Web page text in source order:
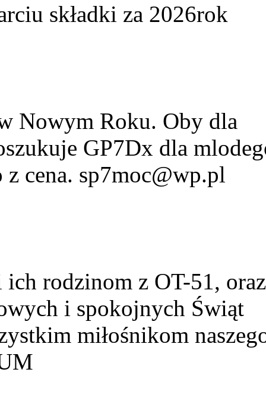
składki za 2026rok
Nowym Roku. Oby dla
GP7Dx dla
cena. sp7moc@wp.pl
rodzinom z OT-51, oraz
i spokojnych Świąt
miłośnikom